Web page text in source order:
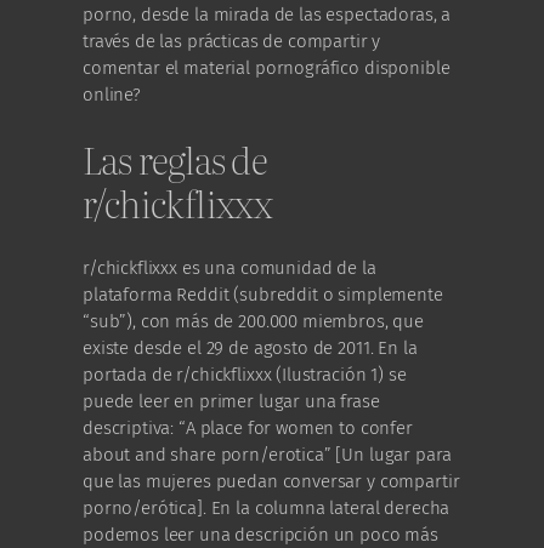
porno, desde la mirada de las espectadoras, a
través de las prácticas de compartir y
comentar el material pornográfico disponible
online?
Las reglas de
r/chickflixxx
r/chickflixxx es una comunidad de la
plataforma Reddit (subreddit o simplemente
“sub”), con más de 200.000 miembros, que
existe desde el 29 de agosto de 2011. En la
portada de r/chickflixxx (Ilustración 1) se
puede leer en primer lugar una frase
descriptiva: “A place for women to confer
about and share porn/erotica” [Un lugar para
que las mujeres puedan conversar y compartir
porno/erótica]. En la columna lateral derecha
podemos leer una descripción un poco más